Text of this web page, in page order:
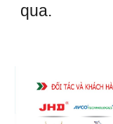
qua.